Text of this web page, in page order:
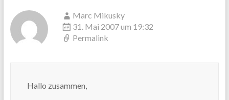
Marc Mikusky
31. Mai 2007 um 19:32
Permalink
Hallo zusammen,